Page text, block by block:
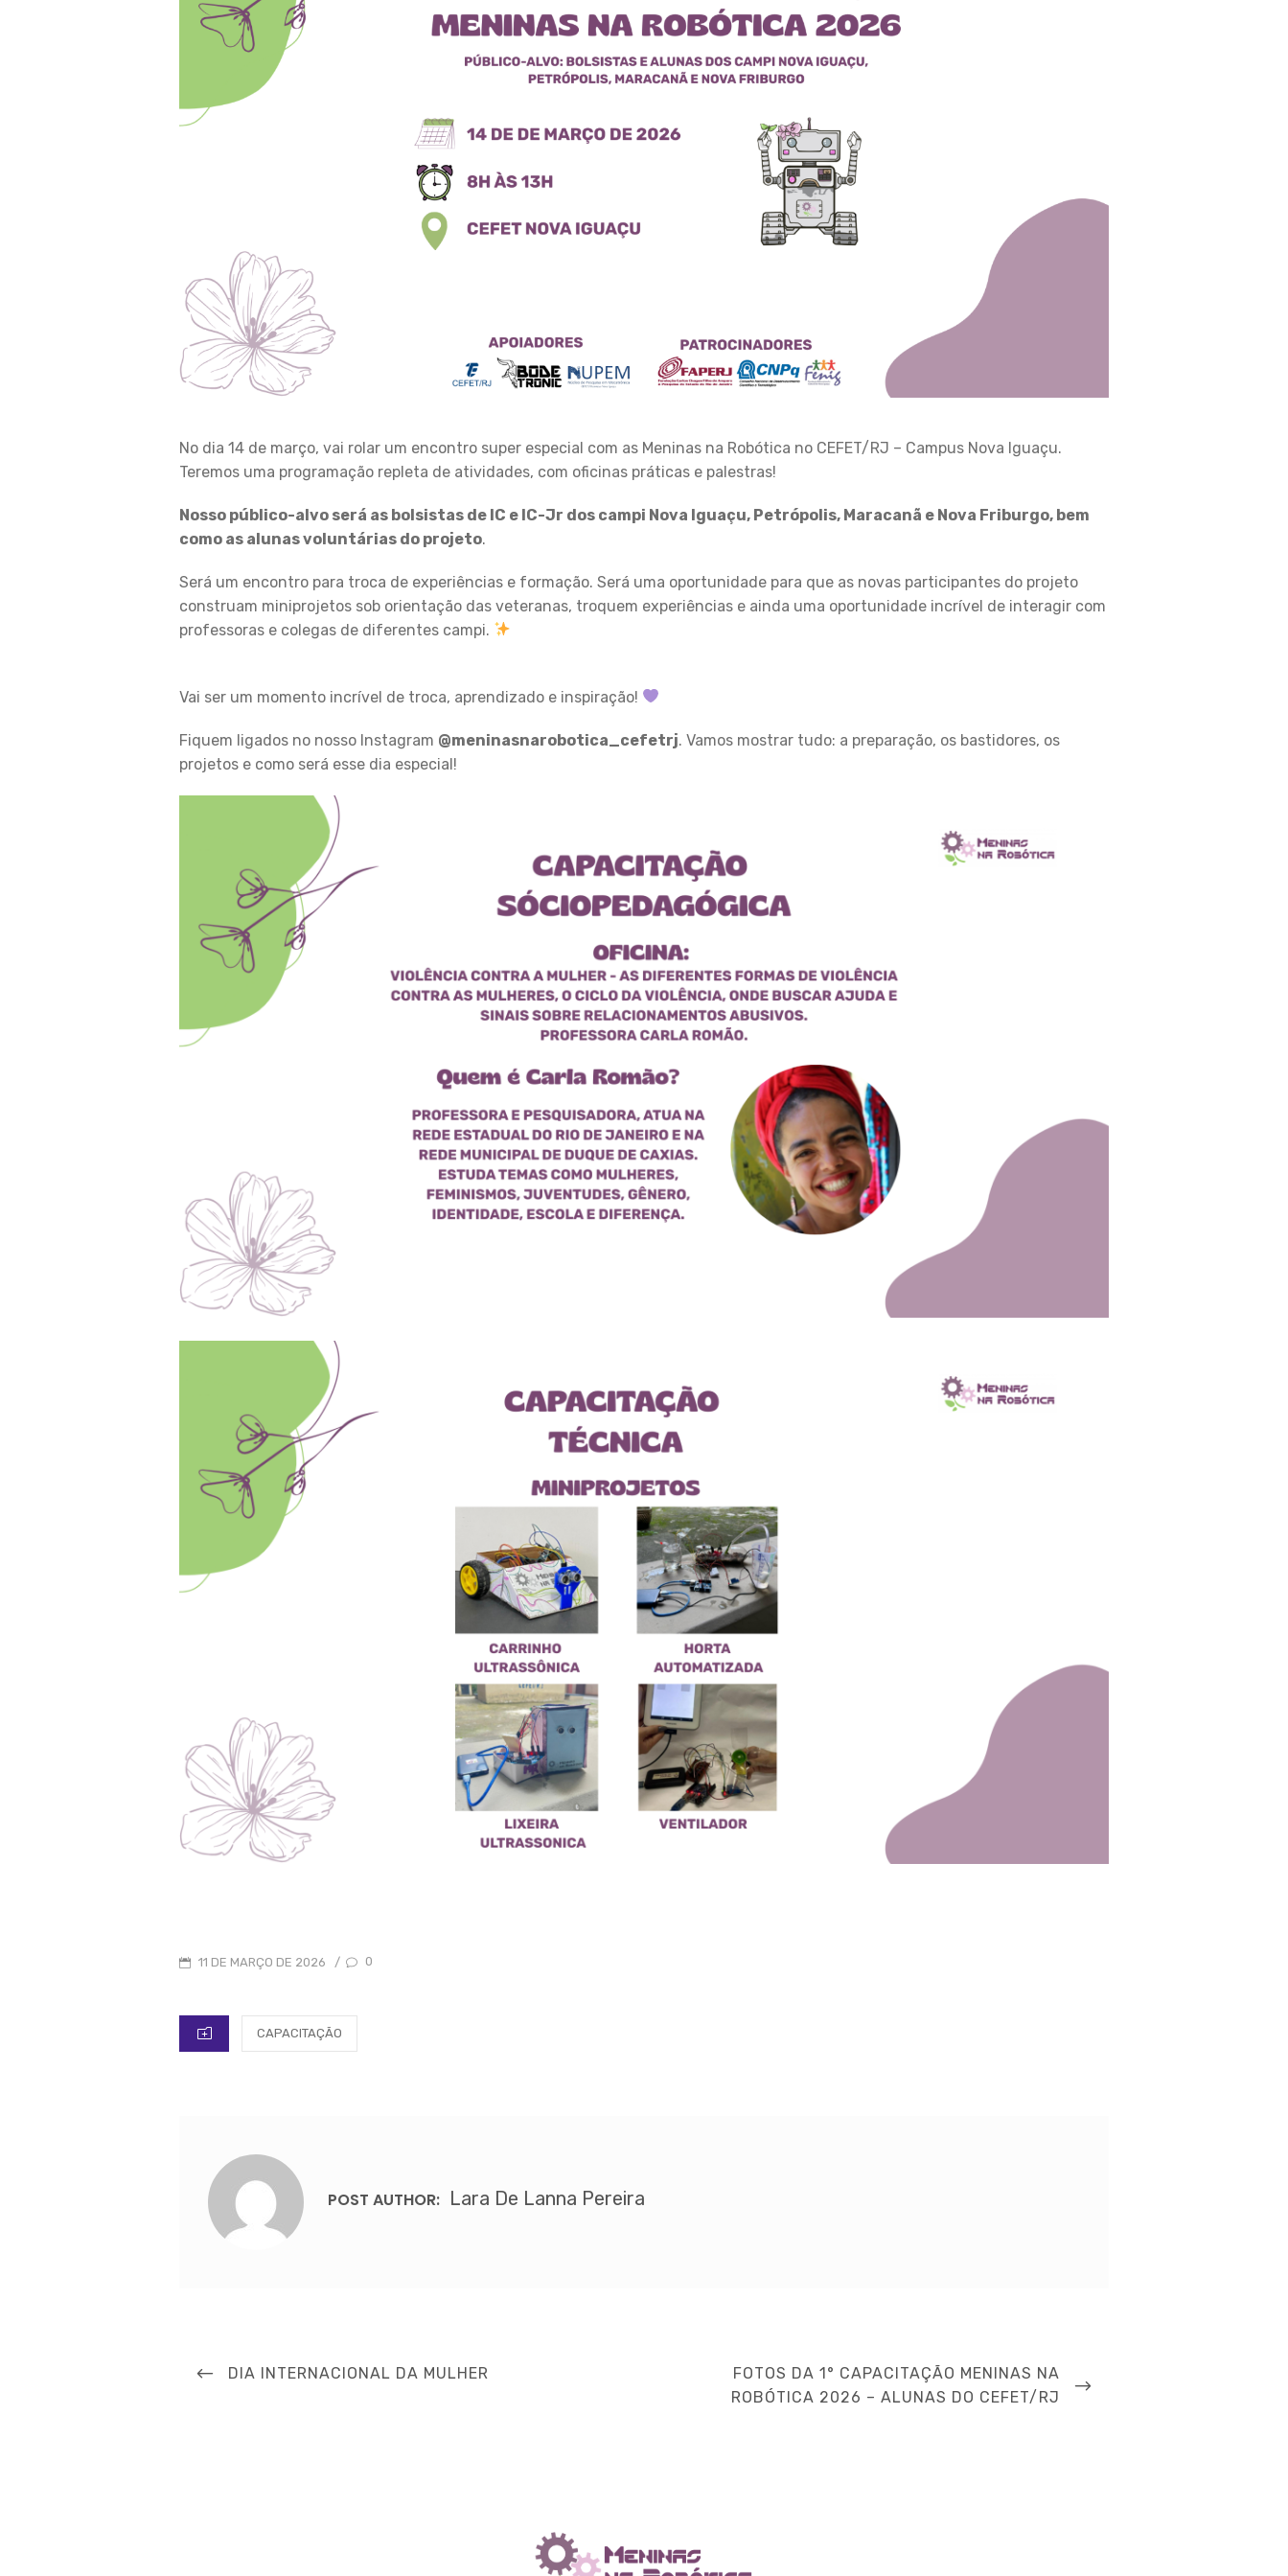
No dia 14 de março, vai rolar um encontro super especial com as Meninas na Robótica no CEFET/RJ – Campus Nova Iguaçu.
Teremos uma programação repleta de atividades, com oficinas práticas e palestras!
Nosso público-alvo será as bolsistas de IC e IC-Jr dos campi Nova Iguaçu, Petrópolis, Maracanã e Nova Friburgo, bem
como as alunas voluntárias do projeto.
Será um encontro para troca de experiências e formação. Será uma oportunidade para que as novas participantes do projeto
construam miniprojetos sob orientação das veteranas, troquem experiências e ainda uma oportunidade incrível de interagir com
professoras e colegas de diferentes campi.
Vai ser um momento incrível de troca, aprendizado e inspiração!
Fiquem ligados no nosso Instagram @meninasnarobotica_cefetrj. Vamos mostrar tudo: a preparação, os bastidores, os
projetos e como será esse dia especial!
POSTED
11 DE MARÇO DE 2026 / 0
CATEGORIES
CAPACITAÇÃO
POST AUTHOR: Lara De Lanna Pereira
Navegação
PREVIOUS
DIA INTERNACIONAL DA MULHER
NEXT
POST
FOTOS DA 1° CAPACITAÇÃO MENINAS NA
ROBÓTICA 2026 – ALUNAS DO CEFET/RJ